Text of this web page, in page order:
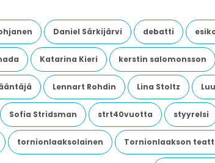
Daniel Särkijärvi debatti
Katarina Kieri kerstin salomonsson
Lennart Rohdin Lina Stoltz
Sofia Stridsman strt40vuotta styyrelsi
tornionlaaksolainen Tornionlaakson